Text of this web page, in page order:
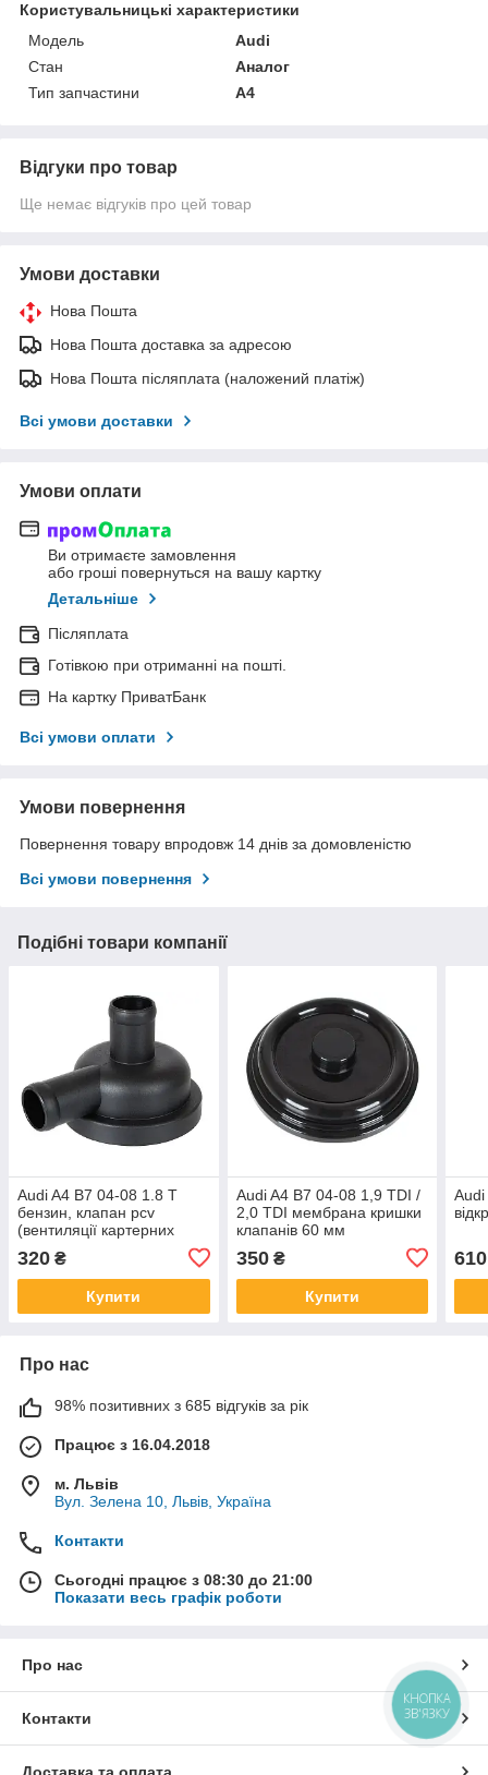
Користувальницькі характеристики
Мoдель
Audi
Стан
Аналог
Тип запчастини
A4
Відгуки про товар
Ще немає відгуків про цей товар
Умови доставки
Нова Пошта
Нова Пошта доставка за адресою
Нова Пошта післяплата (наложений платіж)
Всі умови доставки
Умови оплати
Ви отримаєте замовлення
або гроші повернуться на вашу картку
Детальніше
Післяплата
Готівкою при отриманні на пошті.
На картку ПриватБанк
Всі умови оплати
Умови повернення
Повернення товару впродовж 14 днів за домовленістю
Всі умови повернення
Подібні товари компанії
Audi A4 B7 04-08 1.8 Т
бензин, клапан pcv
(вентиляції картерних
320 ₴
Купити
Audi A4 B7 04-08 1,9 TDI /
2,0 TDI мембрана кришки
клапанів 60 мм
350₴
Купити
Audi
610
Про нас
98% позитивних з 685 відгуків за рік
Працює з 16.04.2018
м. Львів
Вул. Зелена 10, Львів, Україна
Контакти
Сьогодні працює з 08:30 до 21:00
Показати весь графік роботи
Про нас
Контакти
Доставка та оплата
КНОПКА
ЗВ'ЯЗКУ